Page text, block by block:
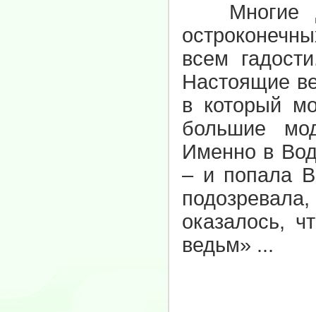
Многие
всем
Настоящие
в который
большие
Именно в
– и попала
оказалось,
ведьм» ...